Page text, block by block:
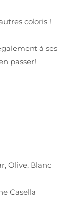
coloris !
à ses
passer !
Olive, Blanc
Casella